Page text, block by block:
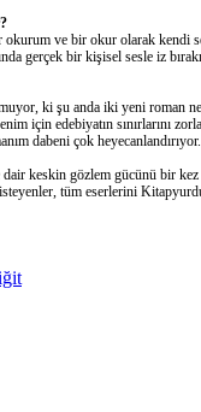
okurum ve bir okur olarak kendi
gerçek bir kişisel sesle iz
, ki şu anda iki yeni roman
için edebiyatın sınırlarını
dabeni çok heyecanlandırıyor.
dair keskin gözlem gücünü bir
tüm eserlerini